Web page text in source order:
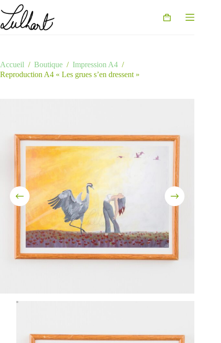
Passer
au
contenu
Panier
Accueil / Boutique / Impression A4 /
Reproduction A4 « Les grues s’en dressent »